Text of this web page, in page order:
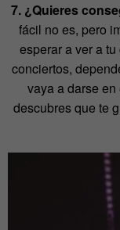
7. ¿Quieres
fácil no es, pero
esperar a ver a
conciertos,
vaya a darse
descubres que te